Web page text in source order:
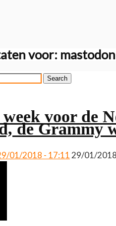
voor: mastodon
Search
voor de
de Grammy
01/2018 - 17:11 29/01/2018